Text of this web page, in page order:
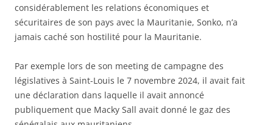
considérablement les relations économiques et
sécuritaires de son pays avec la Mauritanie, Sonko, n’a
jamais caché son hostilité pour la Mauritanie.
Par exemple lors de son meeting de campagne des
législatives à Saint-Louis le 7 novembre 2024, il avait fait
une déclaration dans laquelle il avait annoncé
publiquement que Macky Sall avait donné le gaz des